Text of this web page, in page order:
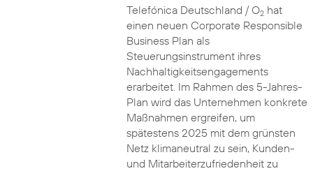
Telefónica Deutschland / O2hat
einen neuen Corporate Responsible
Business Plan als
Steuerungsinstrument ihres
Nachhaltigkeitsengagements
erarbeitet. Im Rahmen des 5-Jahres-
Plan wird das Unternehmen konkrete
Maßnahmen ergreifen, um
spätestens 2025 mit dem grünsten
Netz klimaneutral zu sein, Kunden-
und Mitarbeiterzufriedenheit zu